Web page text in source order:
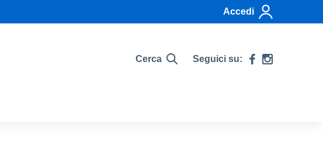
Accedi
Cerca Seguici su: